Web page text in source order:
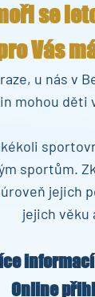
se
Vás
u nás v
mohou
sportům.
jejich
jejich věku
Online